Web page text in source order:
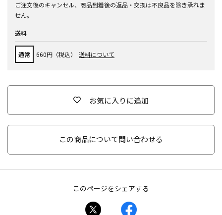
ご注文後のキャンセル、商品到着後の返品・交換は不良品を除き承れま
せん。
送料
通常 660円（税込） 送料について
お気に入りに追加
この商品について問い合わせる
このページをシェアする